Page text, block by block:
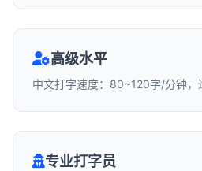
高级水平
中文打字速度：80~120字/分钟，
专业打字员